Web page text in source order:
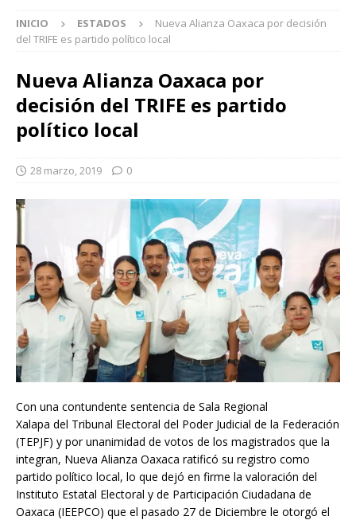
INICIO ESTADOS
Nueva Alianza Oaxaca por decisión
del TRIFE es partido político local
Nueva Alianza Oaxaca por
decisión del TRIFE es partido
político local
28 marzo, 2019 0
Con una contundente sentencia de Sala Regional
Xalapa del Tribunal Electoral del Poder Judicial de la Federación
(TEPJF) y por unanimidad de votos de los magistrados que la
integran, Nueva Alianza Oaxaca ratificó su registro como
partido político local, lo que dejó en firme la valoración del
Instituto Estatal Electoral y de Participación Ciudadana de
Oaxaca (IEEPCO) que el pasado 27 de Diciembre le otorgó el